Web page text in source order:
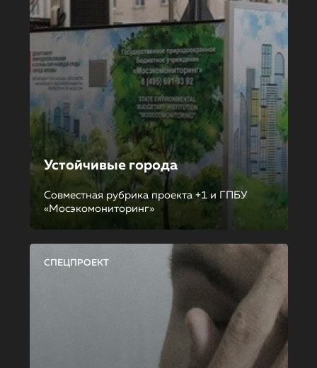
Устойчивые города
Совместная рубрика проекта +1 и ГПБУ
«Мосэкомониторинг»
СПЕЦПРОЕКТ